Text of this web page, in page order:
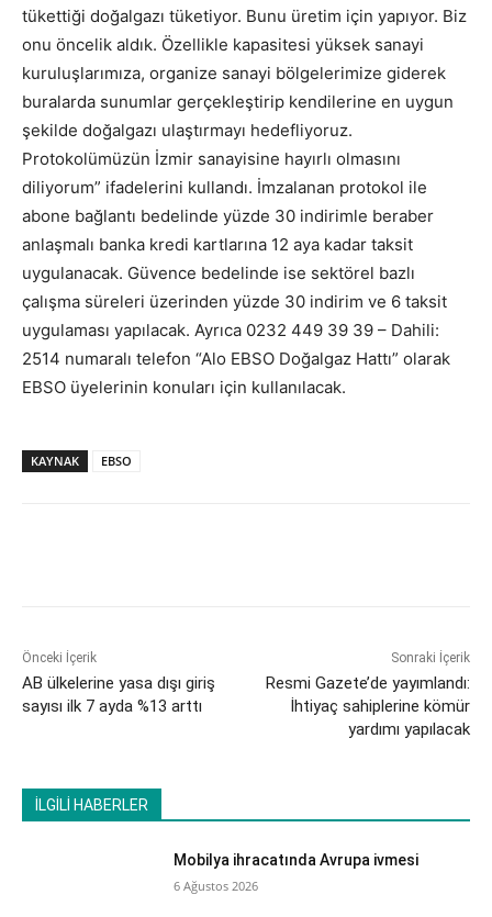
tükettiği doğalgazı tüketiyor. Bunu üretim için yapıyor. Biz
onu öncelik aldık. Özellikle kapasitesi yüksek sanayi
kuruluşlarımıza, organize sanayi bölgelerimize giderek
buralarda sunumlar gerçekleştirip kendilerine en uygun
şekilde doğalgazı ulaştırmayı hedefliyoruz.
Protokolümüzün İzmir sanayisine hayırlı olmasını
diliyorum” ifadelerini kullandı. İmzalanan protokol ile
abone bağlantı bedelinde yüzde 30 indirimle beraber
anlaşmalı banka kredi kartlarına 12 aya kadar taksit
uygulanacak. Güvence bedelinde ise sektörel bazlı
çalışma süreleri üzerinden yüzde 30 indirim ve 6 taksit
uygulaması yapılacak. Ayrıca 0232 449 39 39 – Dahili:
2514 numaralı telefon “Alo EBSO Doğalgaz Hattı” olarak
EBSO üyelerinin konuları için kullanılacak.
KAYNAK EBSO
Önceki İçerik
AB ülkelerine yasa dışı giriş
sayısı ilk 7 ayda %13 arttı
Sonraki İçerik
Resmi Gazete’de yayımlandı:
İhtiyaç sahiplerine kömür
yardımı yapılacak
İLGİLİ HABERLER
Mobilya ihracatında Avrupa ivmesi
6 Ağustos 2026